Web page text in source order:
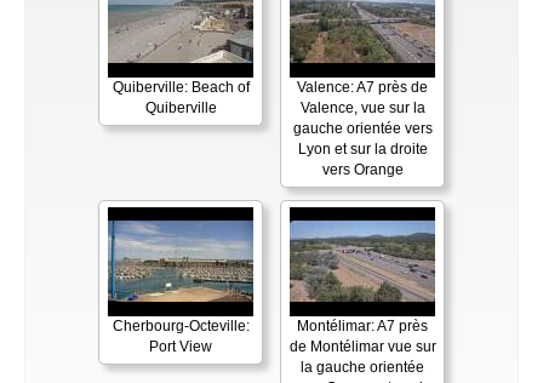
Quiberville: Beach of
Quiberville
Valence: A7 près de
Valence, vue sur la
gauche orientée vers
Lyon et sur la droite
vers Orange
Cherbourg-Octeville:
Port View
Montélimar: A7 près
de Montélimar vue sur
la gauche orientée